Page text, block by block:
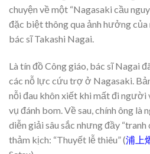
chuyện về một “Nagasaki cầu
đặc biệt thông qua ảnh hưởng
bác sĩ Takashi Nagai.
Là tín đồ Công giáo, bác sĩ Nagai
các nỗ lực cứu trợ ở Nagasaki.
nỗi đau khôn xiết khi mất đi
vụ đánh bom. Về sau, chính ông là
diễn giải sâu sắc nhưng đầy “tranh
thảm kịch: “Thuyết lễ thiêu” (浦上